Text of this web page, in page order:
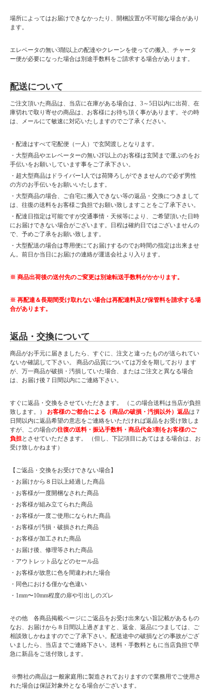
場所によってはお届けできなかったり、開梱設置が不可能な場合があり
ます。
エレベータの無い3階以上の配達やクレーンを使っての搬入、チャータ
ー便が必要になった場合は別途手数料をご請求する場合があります。
配送について
ご注文頂いた商品は、当店に在庫がある場合は、3～5日以内に出荷、在
庫切れで取り寄せの商品は、お客様にお待ち頂く事があります。その時
は、メールにて敏速に対応いたしますのでご了承ください。
・配達はすべて宅配便（一人）で玄関渡しとなります。
・大型商品やエレベーターの無い2F以上のお客様は玄関まで運ぶのをお
手伝いをお願いしています事をご了承下さい。
・超大型商品はドライバー1人では荷降ろしができませんので必ず男性
の方のお手伝いをお願いいたします。
・大型商品の場合、ご自宅に搬入できない等の返品・交換につきまして
は、往復の送料をお客様ご負担でお願い致しますことをご了承下さい。
・配達日指定は可能ですが交通事情・天候等により、ご希望頂いた日時
にお届けできない場合がございます。日程は確約日ではございませんの
で、予めご了承をお願い致します。
・大型配送の場合は専用便にてお届けするのでお時間の指定は出来ませ
ん。前日か当日にお届けの連絡が運送会社より入ります。
※ 商品出荷後の送付先のご変更は別途転送手数料がかかります。
※ 再配達＆長期間受け取れない場合は再配達料及び保管料を請求する場
合があります。
返品・交換について
商品がお手元に届きましたら、すぐに、注文と違ったものが送られてい
ないか確認して下さい。 商品の品質については万全を期しており ます
が、万一商品が破損・汚損していた場合、またはご注文と異なる場合
は、お届け後７日間以内にご連絡下さい。
すぐに返品・交換をさせていただきます。 （この場合送料は当店が負担
致します。） お客様のご都合による（商品の破損・汚損以外）返品は７
日間以内に返品希望の意志をご連絡をいただければ返品をお受け致しま
すが、この場合の往復の送料・振込手数料・商品代金3割をお客様のご
負担とさせていただきます。 （但し、下記項目にあてはまる場合は、お
受け致しかねます）
【ご返品・交換をお受けできない場合】
・お届けから８日以上経過した商品
・お客様が一度開梱なされた商品
・お客様が組み立てられた商品
・お客様が一度ご使用になられた商品
・お客様が汚損・破損された商品
・お客様が加工された商品
・お届け後、修理等された商品
・アウトレット品などのセール品
・お客様が故意に色を間違われた場合
・同色における僅かな色違い
・1mm〜10mm程度の扉や引出しのズレ
その他 各商品掲載ページにご返品をお受け出来ない旨記載があるもの
なお、お届けから８日間以上過ぎますと、返金、返品につましては、ご
相談致しかねますのでご了承下さい。配送途中の破損などの事故がござ
いましたら、当店までご連絡下さい。送料・手数料ともに当店負担で早
急に新品をご送付致します。
※弊社の商品は一般家庭用に製造されておりますので業務用でご使用さ
れた場合は保証対象外となる場合がございます。